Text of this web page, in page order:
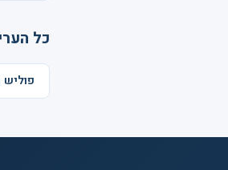
כל